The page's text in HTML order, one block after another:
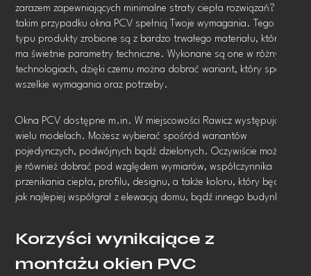
zarazem zapewniających minimalne straty ciepła rozwiązań? W
takim przypadku okna PCV spełnią Twoje wymagania. Tego
typu produkty zrobione są z bardzo trwałego materiału, który
ma świetnie parametry techniczne. Wykonane są one w różnych
technologiach, dzięki czemu można dobrać wariant, który spełni
wszelkie wymagania oraz potrzeby.
Okna PCV dostępne m.in. W miejscowości Rawicz występują w
wielu modelach. Możesz wybierać spośród wariantów
pojedynczych, podwójnych bądź dzielonych. Oczywiście możesz
je również dobrać pod względem wymiarów, współczynnika
przenikania ciepła, profilu, designu, a także koloru, który będzie
jak najlepiej współgrał z elewacją domu, bądź innego budynku.
Korzyści wynikające z
montażu okien PVC